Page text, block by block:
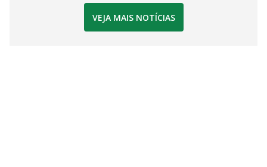
VEJA MAIS NOTÍCIAS